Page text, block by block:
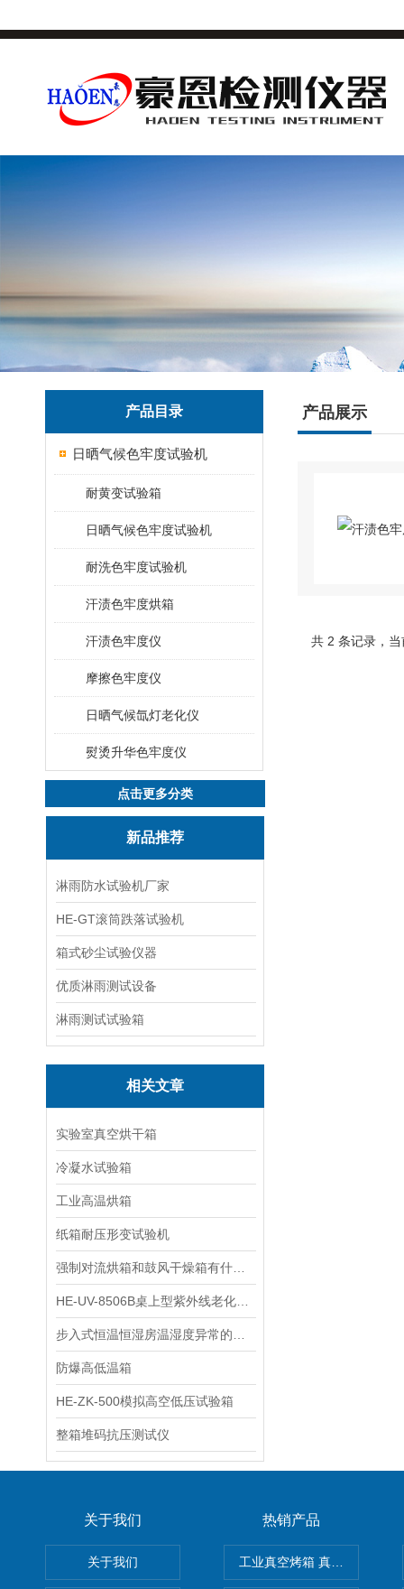
产品目录
日晒气候色牢度试验机
耐黄变试验箱
日晒气候色牢度试验机
耐洗色牢度试验机
汗渍色牢度烘箱
汗渍色牢度仪
摩擦色牢度仪
日晒气候氙灯老化仪
熨烫升华色牢度仪
点击更多分类
新品推荐
淋雨防水试验机厂家
HE-GT滚筒跌落试验机
箱式砂尘试验仪器
优质淋雨测试设备
淋雨测试试验箱
相关文章
实验室真空烘干箱
冷凝水试验箱
工业高温烘箱
纸箱耐压形变试验机
防爆高低温箱
HE-ZK-500模拟高空低压试验箱
整箱堆码抗压测试仪
产品展示
共 2 条记录，
关于我们
关于我们
热销产品
工业真空烤箱 真空烘箱